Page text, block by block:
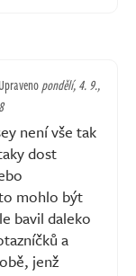
Upravenopondělí, 4. 9.,
není vše tak
dost
mohlo být
bavil daleko
a
jenž